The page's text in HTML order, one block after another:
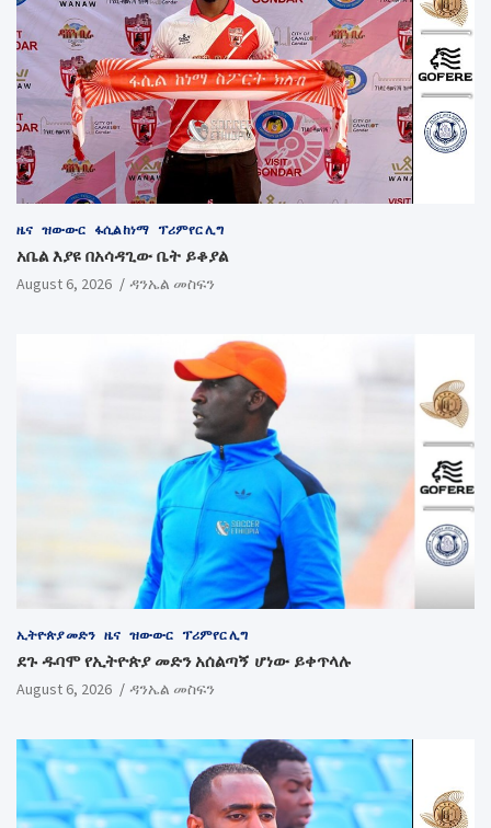
ዜና ዝውውር ፋሲል ከነማ ፕሪምየር ሊግ
አቤል እያዩ በአሳዳጊው ቤት ይቆያል
August 6, 2026 ዳንኤል መስፍን
ኢትዮጵያ መድን ዜና ዝውውር ፕሪምየር ሊግ
ደጉ ዱባሞ የኢትዮጵያ መድን አሰልጣኝ ሆነው ይቀጥላሉ
August 6, 2026 ዳንኤል መስፍን